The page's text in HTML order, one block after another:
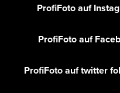
ProfiFoto auf
ProfiFoto auf
ProfiFoto auf twitter